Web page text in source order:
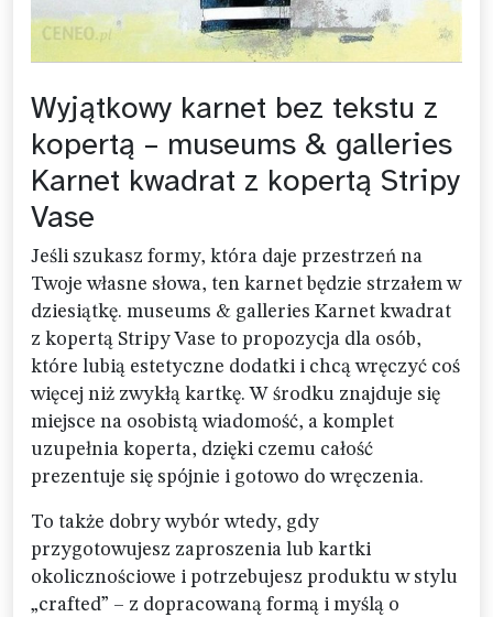
Wyjątkowy karnet bez tekstu z
kopertą – museums & galleries
Karnet kwadrat z kopertą Stripy
Vase
Jeśli szukasz formy, która daje przestrzeń na
Twoje własne słowa, ten karnet będzie strzałem w
dziesiątkę. museums & galleries Karnet kwadrat
z kopertą Stripy Vase to propozycja dla osób,
które lubią estetyczne dodatki i chcą wręczyć coś
więcej niż zwykłą kartkę. W środku znajduje się
miejsce na osobistą wiadomość, a komplet
uzupełnia koperta, dzięki czemu całość
prezentuje się spójnie i gotowo do wręczenia.
To także dobry wybór wtedy, gdy
przygotowujesz zaproszenia lub kartki
okolicznościowe i potrzebujesz produktu w stylu
„crafted” – z dopracowaną formą i myślą o